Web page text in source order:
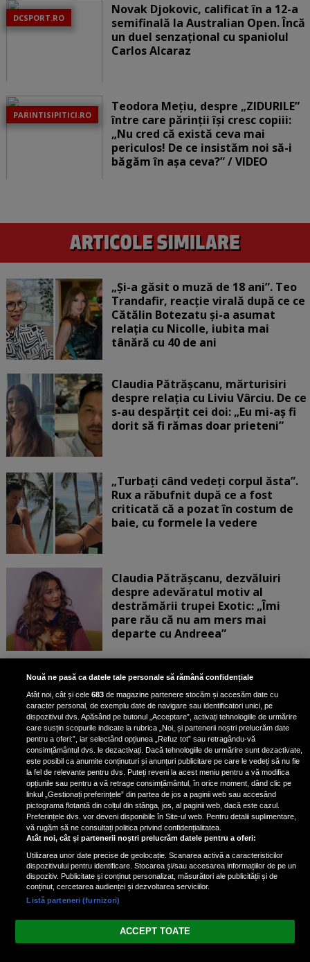
DCSPORT.RO
Novak Djokovic, calificat în a 12-a
semifinală la Australian Open. Încă
un duel senzațional cu spaniolul
Carlos Alcaraz
PARINTISIPITICI.RO
Teodora Mețiu, despre „ZIDURILE”
între care părinții își cresc copiii:
„Nu cred că există ceva mai
periculos! De ce insistăm noi să-i
băgăm în așa ceva?” / VIDEO
„Și-a găsit o muză de 18 ani”. Teo
Trandafir, reacție virală după ce ce
Cătălin Botezatu și-a asumat
relația cu Nicolle, iubita mai
tânără cu 40 de ani
Claudia Pătrășcanu, mărturisiri
despre relația cu Liviu Vârciu. De ce
s-au despărțit cei doi: „Eu mi-aș fi
dorit să fi rămas doar prieteni”
„Turbați când vedeți corpul ăsta”.
Rux a răbufnit după ce a fost
criticată că a pozat în costum de
baie, cu formele la vedere
Claudia Pătrășcanu, dezvăluiri
despre adevăratul motiv al
destrămării trupei Exotic: „Îmi
pare rău că nu am mers mai
departe cu Andreea”
Scene incredibile! Ilinca Vandici a
pus mâna pe aparatul de
fotografiat al unui paparazzo și i l-
a aruncat la gunoi: „S-a dus la
poliție. Nu mai aveam aer”
Oana Moșneagu, mărturisiri
despre începutul relației cu Vlad
Gherman: „Eu am fost îngrozită de
aceasta posibilă relație”
Nouă ne pasă ca datele tale personale să rămână confidențiale
Atât noi, cât și cele683 de magazine partenere stocăm și accesăm date cu
caracter personal, de exemplu date de navigare sau identificatori unici, pe
dispozitivul dvs. Apăsând pe butonul „Acceptare”, activați tehnologiile de urmărire
care susțin scopurile indicate la rubrica „Noi, și partenerii noștri prelucrăm date
pentru a oferi:”, iar selectând opțiunea „Refuz tot” sau retragându-vă
consimțământul dvs. le dezactivați. Dacă tehnologiile de urmărire sunt dezactivate,
este posibil ca anumite conținuturi și anunțuri publicitare pe care le vedeți să nu fie
la fel de relevante pentru dvs. Puteți reveni la acest meniu pentru a vă modifica
opțiunile sau pentru a vă retrage consimțământul, în orice moment, dând clic pe
linkul „Gestionați preferințele” din partea de jos a paginii web sau accesând
pictograma flotantă din colțul din stânga, jos, al paginii web, dacă este cazul.
Preferințele dvs. vor deveni disponibile în Site-ul web. Pentru detalii suplimentare,
vă rugăm să ne consultați politica privind confidențialitatea.
Atât noi, cât și partenerii noștri prelucrăm datele pentru a oferi:
Utilizarea unor date precise de geolocație. Scanarea activă a caracteristicilor
dispozitivului pentru identificare. Stocarea și/sau accesarea informațiilor de pe un
dispozitiv. Publicitate și conținut personalizat, măsurători ale publicității și de
conținut, cercetarea audienței și dezvoltarea serviciilor.
Listă parteneri (furnizori)
ACCEPT TOATE